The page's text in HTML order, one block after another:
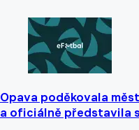
Opava poděkovala
a oficiálně představila